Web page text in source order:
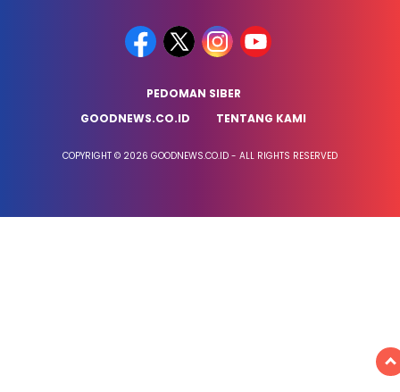
PEDOMAN SIBER
GOODNEWS.CO.ID
TENTANG KAMI
COPYRIGHT © 2026 GOODNEWS.CO.ID - ALL RIGHTS RESERVED